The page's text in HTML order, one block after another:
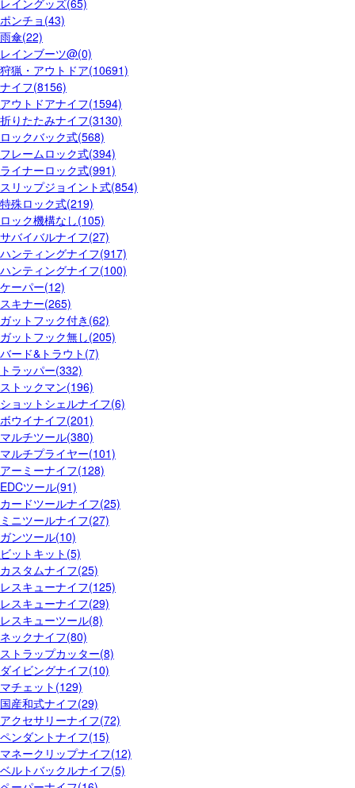
ポンチョ(43)
雨傘(22)
レインブーツ@(0)
狩猟・アウトドア(10691)
ナイフ(8156)
アウトドアナイフ(1594)
折りたたみナイフ(3130)
ロックバック式(568)
フレームロック式(394)
ライナーロック式(991)
スリップジョイント式(854)
特殊ロック式(219)
ロック機構なし(105)
サバイバルナイフ(27)
ハンティングナイフ(917)
ハンティングナイフ(100)
ケーパー(12)
スキナー(265)
ガットフック付き(62)
ガットフック無し(205)
バード&トラウト(7)
トラッパー(332)
ストックマン(196)
ショットシェルナイフ(6)
ボウイナイフ(201)
マルチツール(380)
マルチプライヤー(101)
アーミーナイフ(128)
EDCツール(91)
カードツールナイフ(25)
ミニツールナイフ(27)
ガンツール(10)
ビットキット(5)
カスタムナイフ(25)
レスキューナイフ(125)
レスキューナイフ(29)
レスキューツール(8)
ネックナイフ(80)
ストラップカッター(8)
ダイビングナイフ(10)
マチェット(129)
国産和式ナイフ(29)
アクセサリーナイフ(72)
ペンダントナイフ(15)
マネークリップナイフ(12)
ベルトバックルナイフ(5)